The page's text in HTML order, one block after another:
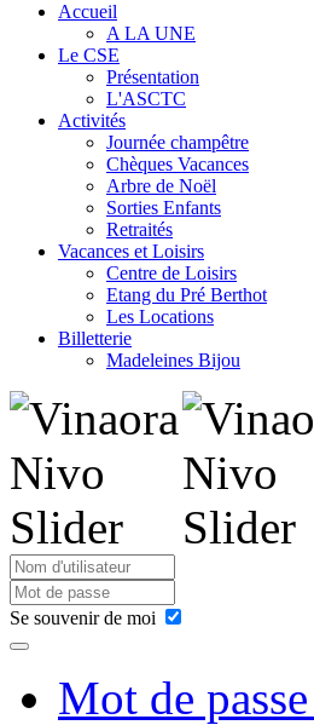
Accueil
A LA UNE
Le CSE
Présentation
L'ASCTC
Activités
Journée champêtre
Chèques Vacances
Arbre de Noël
Sorties Enfants
Retraités
Vacances et Loisirs
Centre de Loisirs
Etang du Pré Berthot
Les Locations
Billetterie
Madeleines Bijou
Se souvenir de moi
Mot de